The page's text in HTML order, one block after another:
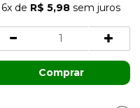
6x de R$ 5,98 sem juros
Comprar